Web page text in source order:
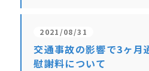
2021/08/31
交通事故の影響で3ヶ月
慰謝料について